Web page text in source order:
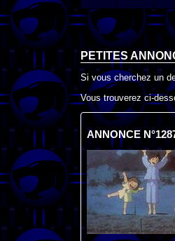
PETITES
Si vous cherchez un
Vous trouverez ci-
ANNONCE